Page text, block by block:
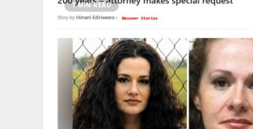
1 MIN READ